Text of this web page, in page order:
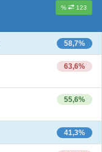
% 123
58,7%
63,6%
55,6%
41,3%